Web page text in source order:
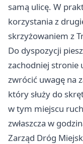
samą ulicę. W
korzystania z
skrzyżowaniem z
Do dyspozycji
zachodniej stronie
zwrócić uwagę na
który służy do
w tym miejscu
zwłaszcza w
Zarząd Dróg